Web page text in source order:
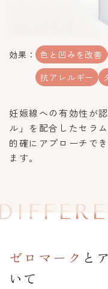
効果： 色と凹みを改善
抗アレルギー
妊娠線への有効性が
ル」を配合したセラ
的確にアプローチで
ます。
ゼロマーク と
いて